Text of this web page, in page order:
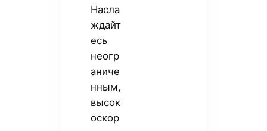
Насла
ждайт
есь
неогр
аниче
нным,
высок
оскор